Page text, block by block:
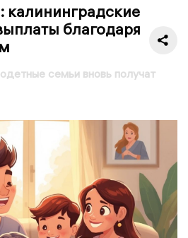
калининградские
благодаря
семьи вновь получат